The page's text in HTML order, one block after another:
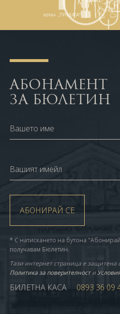
АБОНАМЕНТ
ЗА БЮЛЕТИН
Вашето име
Вашият имейл
АБОНИРАЙ СЕ
* С натискането на бутона
получавам Бюлетин.
Тази интернет страница е защитена
Политика за поверителности
БИЛЕТНА КАСА 0893 36 09